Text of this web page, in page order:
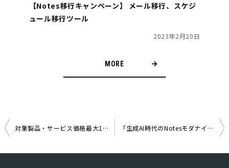
【Notes移行キャンペーン】 メール移行、スケジ
ュール移行ツール
2023年2月20日
MORE
投
対象製品・サービス価格最大15%オフ！「ShareGate導入支援キャンペーン」開始 ― サポート終了が迫るオンプレミスSharePointからの移行と運用改革を強力支援 ― 「生成AI時代のNotesモダナイゼーション」支援を強化 ～NotesからMicrosoft 365への移行・無料相談会を開始～